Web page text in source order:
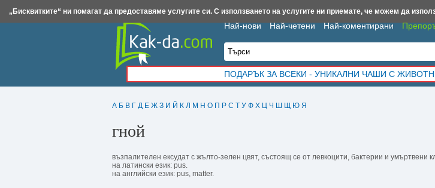
А Б В Г Д Е Ж З И Й К Л М Н О П Р С Т У Ф Х Ц Ч Ш Щ Ю Я
гной
възпалителен ексудат с жълто-зелен цвят, състоящ се от левкоцити, бактерии и умъртвени
на латински език: pus.
на английски език: pus, matter.
Най-нови Най-четени Най-коментирани
ПОДАРЪК ЗА ВСЕКИ - УНИКАЛНИ ЧАШИ С
Insert.bg Framar.bg Kak-da.com Iztochnik.com BauBau.bg NewAge.bg
„Бисквитките“ ни помагат да предоставяме услугите си. С използването на услугите ни приемате, че можем да